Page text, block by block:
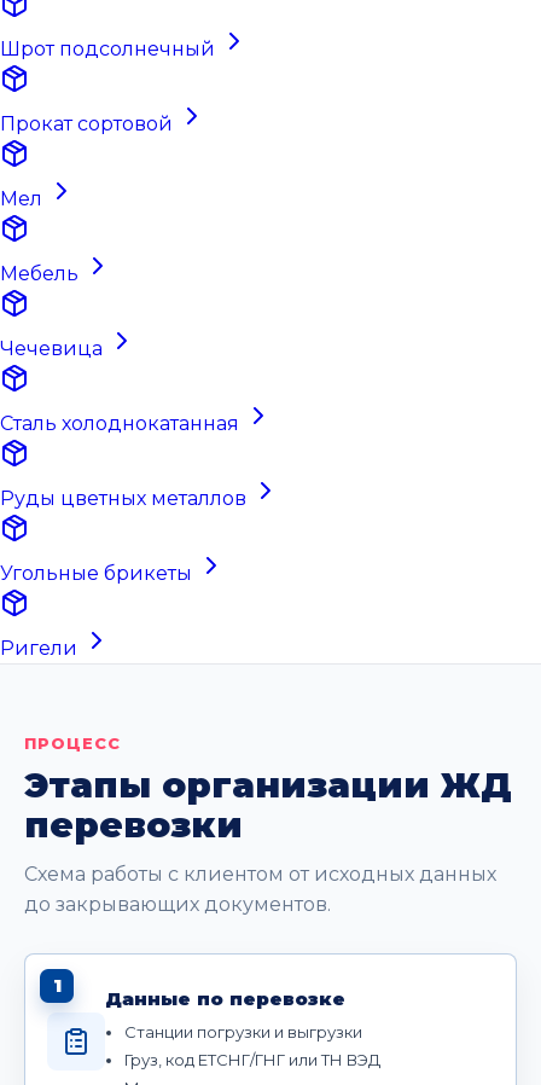
Шрот подсолнечный
Прокат сортовой
Мел
Мебель
Чечевица
Сталь холоднокатанная
Руды цветных металлов
Угольные брикеты
Ригели
ПРОЦЕСС
Этапы организации ЖД
перевозки
Схема работы с клиентом от исходных данных
до закрывающих документов.
1
Данные по перевозке
Станции погрузки и выгрузки
Груз, код ЕТСНГ/ГНГ или ТН ВЭД